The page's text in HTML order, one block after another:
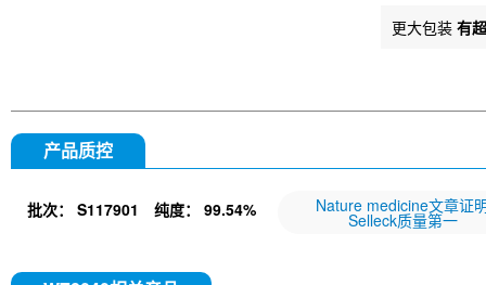
更大包装 有
产品质控
批次： S117901 纯度： 99.54% Nature medicine文章证
Selleck质量第一